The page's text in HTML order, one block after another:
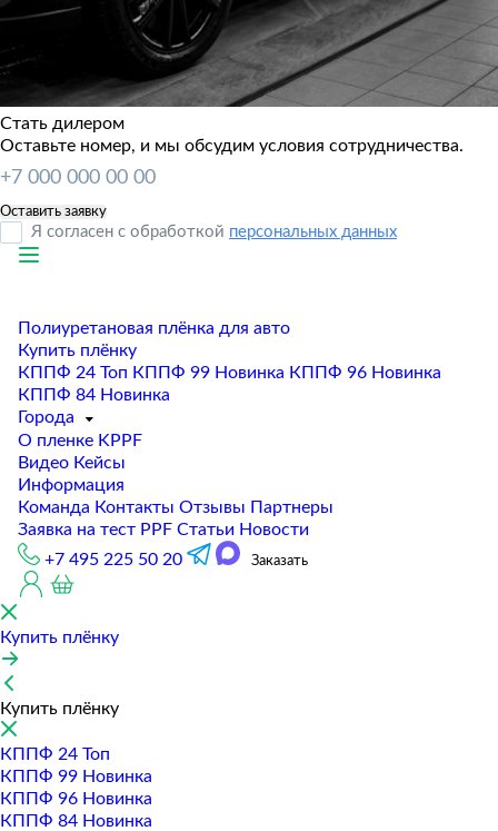
Стать дилером
Оставьте номер, и мы обсудим условия сотрудничества.
Я согласен с обработкой персональных данных
Полиуретановая плёнка для авто
Купить плёнку
КППФ 24 Топ КППФ 99 Новинка КППФ 96 Новинка
КППФ 84 Новинка
Города
О пленке KPPF
Видео Кейсы
Информация
Команда Контакты Отзывы Партнеры
Заявка на тест PPF Статьи Новости
+7 495 225 50 20
Заказать
Купить плёнку
Купить плёнку
КППФ 24 Топ
КППФ 99 Новинка
КППФ 96 Новинка
КППФ 84 Новинка